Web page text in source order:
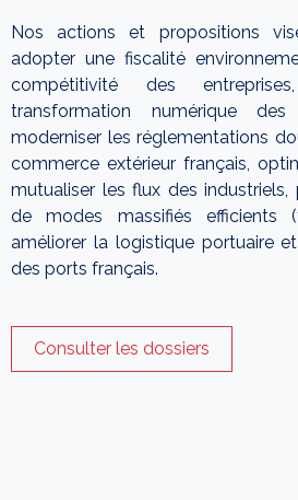
Nos actions et propositions
adopter une fiscalité
compétitivité des
transformation numérique des
moderniser les réglementations
commerce extérieur français,
mutualiser les flux des industriels,
de modes massifiés efficients
améliorer la logistique portuaire
des ports français.
Consulter les dossiers